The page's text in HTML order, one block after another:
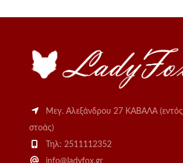
Μεγ. Αλεξάνδρου 27 ΚΑΒΑΛΑ (εντός
στοάς)
Τηλ: 2511112352
info@ladyfox.gr